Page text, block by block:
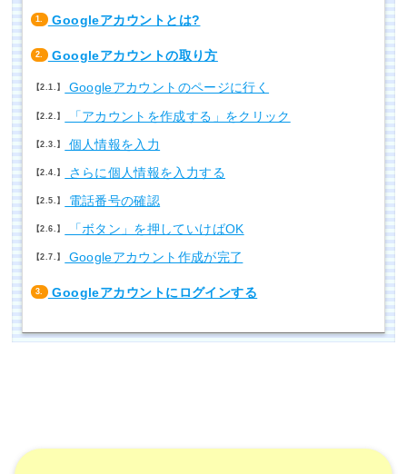
1. Googleアカウントとは?
2. Googleアカウントの取り方
2.1. Googleアカウントのページに行く
2.2. 「アカウントを作成する」をクリック
2.3. 個人情報を入力
2.4. さらに個人情報を入力する
2.5. 電話番号の確認
2.6. 「ボタン」を押していけばOK
2.7. Googleアカウント作成が完了
3. Googleアカウントにログインする